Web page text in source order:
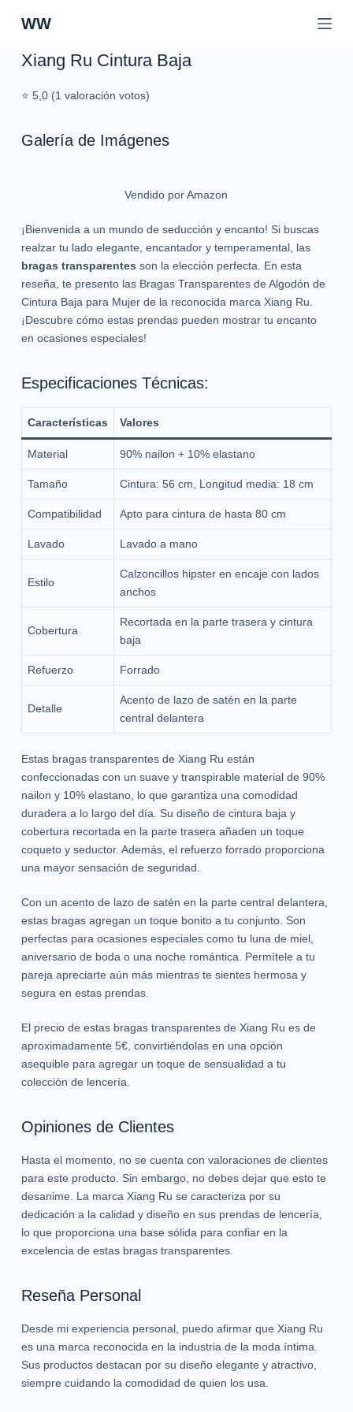
S
o
WW
Xiang Ru Cintura Baja
⭐ 5,0 (1 valoración votos)
Galería de Imágenes
Vendido por Amazon
¡Bienvenida a un mundo de seducción y encanto! Si buscas
realzar tu lado elegante, encantador y temperamental, las
bragas transparentes son la elección perfecta. En esta
reseña, te presento las Bragas Transparentes de Algodón de
Cintura Baja para Mujer de la reconocida marca Xiang Ru.
¡Descubre cómo estas prendas pueden mostrar tu encanto
en ocasiones especiales!
Especificaciones Técnicas:
Características Valores
Material 90% nailon + 10% elastano
Tamaño Cintura: 56 cm, Longitud media: 18 cm
Compatibilidad Apto para cintura de hasta 80 cm
Lavado Lavado a mano
Estilo
Calzoncillos hipster en encaje con lados
anchos
Cobertura
Recortada en la parte trasera y cintura
baja
Refuerzo Forrado
Detalle
Acento de lazo de satén en la parte
central delantera
Estas bragas transparentes de Xiang Ru están
confeccionadas con un suave y transpirable material de 90%
nailon y 10% elastano, lo que garantiza una comodidad
duradera a lo largo del día. Su diseño de cintura baja y
cobertura recortada en la parte trasera añaden un toque
coqueto y seductor. Además, el refuerzo forrado proporciona
una mayor sensación de seguridad.
Con un acento de lazo de satén en la parte central delantera,
estas bragas agregan un toque bonito a tu conjunto. Son
perfectas para ocasiones especiales como tu luna de miel,
aniversario de boda o una noche romántica. Permítele a tu
pareja apreciarte aún más mientras te sientes hermosa y
segura en estas prendas.
El precio de estas bragas transparentes de Xiang Ru es de
aproximadamente 5€, convirtiéndolas en una opción
asequible para agregar un toque de sensualidad a tu
colección de lencería.
Opiniones de Clientes
Hasta el momento, no se cuenta con valoraciones de clientes
para este producto. Sin embargo, no debes dejar que esto te
desanime. La marca Xiang Ru se caracteriza por su
dedicación a la calidad y diseño en sus prendas de lencería,
lo que proporciona una base sólida para confiar en la
excelencia de estas bragas transparentes.
Reseña Personal
Desde mi experiencia personal, puedo afirmar que Xiang Ru
es una marca reconocida en la industria de la moda íntima.
Sus productos destacan por su diseño elegante y atractivo,
siempre cuidando la comodidad de quien los usa.